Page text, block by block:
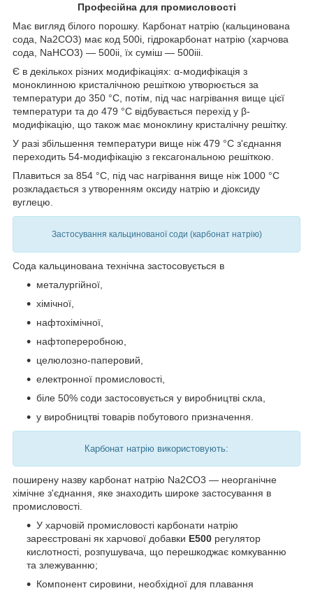
Професійна для промисловості
Має вигляд білого порошку. Карбонат натрію (кальцинована
сода, Na2CO3) має код 500i, гідрокарбонат натрію (харчова
сода, NaHCO3) — 500ii, їх суміш — 500iii.
Є в декількох різних модифікаціях: α-модифікація з
моноклинною кристалічною решіткою утворюється за
температури до 350 °C, потім, під час нагрівання вище цієї
температури та до 479 °C відбувається перехід у β-
модифікацію, що також має моноклину кристалічну решітку.
У разі збільшення температури вище ніж 479 °C з'єднання
переходить 54-модифікацію з гексагональною решіткою.
Плавиться за 854 °C, під час нагрівання вище ніж 1000 °C
розкладається з утворенням оксиду натрію и діоксиду
вуглецю.
Застосування кальцинованої соди (карбонат натрію)
Сода кальцинована технічна застосовується в
металургійної,
хімічної,
нафтохімічної,
нафтопереробною,
целюлозно-паперовий,
електронної промисловості,
біле 50% соди застосовується у виробництві скла,
у виробництві товарів побутового призначення.
Карбонат натрію використовують:
поширену назву карбонат натрію Na2CO3 — неорганічне
хімічне з'єднання, яке знаходить широке застосування в
промисловості.
У харчовій промисловості карбонати натрію
зареєстровані як харчової добавки E500 регулятор
кислотності, розпушувача, що перешкоджає комкуванню
та злежуванню;
Компонент сировини, необхідної для плавання